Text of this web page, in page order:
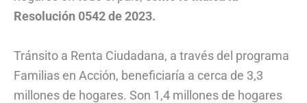
Resolución 0542 de 2023.
Tránsito a Renta Ciudadana, a través del programa
Familias en Acción, beneficiaría a cerca de 3,3
millones de hogares. Son 1,4 millones de hogares